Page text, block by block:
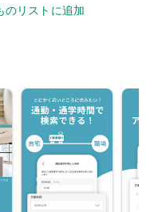
のリストに追加